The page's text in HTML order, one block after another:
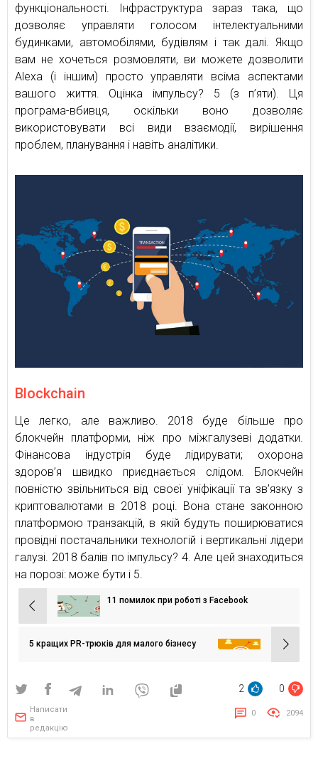
функціональності. Інфраструктура зараз така, що
дозволяє управляти голосом інтелектуальними
будинками, автомобілями, будівлям і так далі. Якщо
вам не хочеться розмовляти, ви можете дозволити
Alexa (і іншим) просто управляти всіма аспектами
вашого життя. Оцінка імпульсу? 5 (з п’яти). Ця
програма-вбивця, оскільки воно дозволяє
використовувати всі види взаємодії, вирішення
проблем, планування і навіть аналітики.
Blockchain
Це легко, але важливо. 2018 буде більше про
блокчейн платформи, ніж про міжгалузеві додатки.
Фінансова індустрія буде лідирувати; охорона
здоров’я швидко приєднається слідом. Блокчейн
повністю звільниться від своєї уніфікації та зв’язку з
криптовалютами в 2018 році. Вона стане законною
платформою транзакцій, в якій будуть поширюватися
провідні постачальники технологій і вертикальні лідери
галузі. 2018 балів по імпульсу? 4. Але цей знаходиться
на порозі: може бути і 5.
Навігація
записів
11 помилок при роботі з Facebook
5 кращих PR-трюків для малого бізнесу
2 0
Написати
в
редакцію
0 2094